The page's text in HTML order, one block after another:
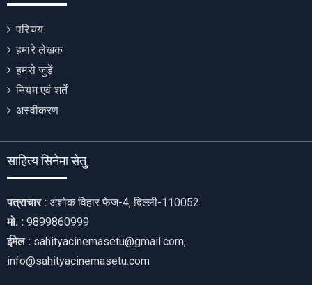
परिचय
हमारे लेखक
हमसे जुड़ें
नियम एवं शर्तें
अस्वीकरण
साहित्य सिनेमा सेतु
पत्राचार : अशोक विहार फेज-4, दिल्ली-110052
मो. : 9899860999
ईमेल : sahityacinemasetu@gmail.com,
info@sahityacinemasetu.com